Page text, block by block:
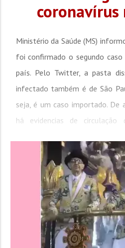
Ministério da Saúde (MS)
foi confirmado o segundo
país. Pelo Twitter, a pasta
infectado também é de São
seja, é um caso importado. De
há evidencias de